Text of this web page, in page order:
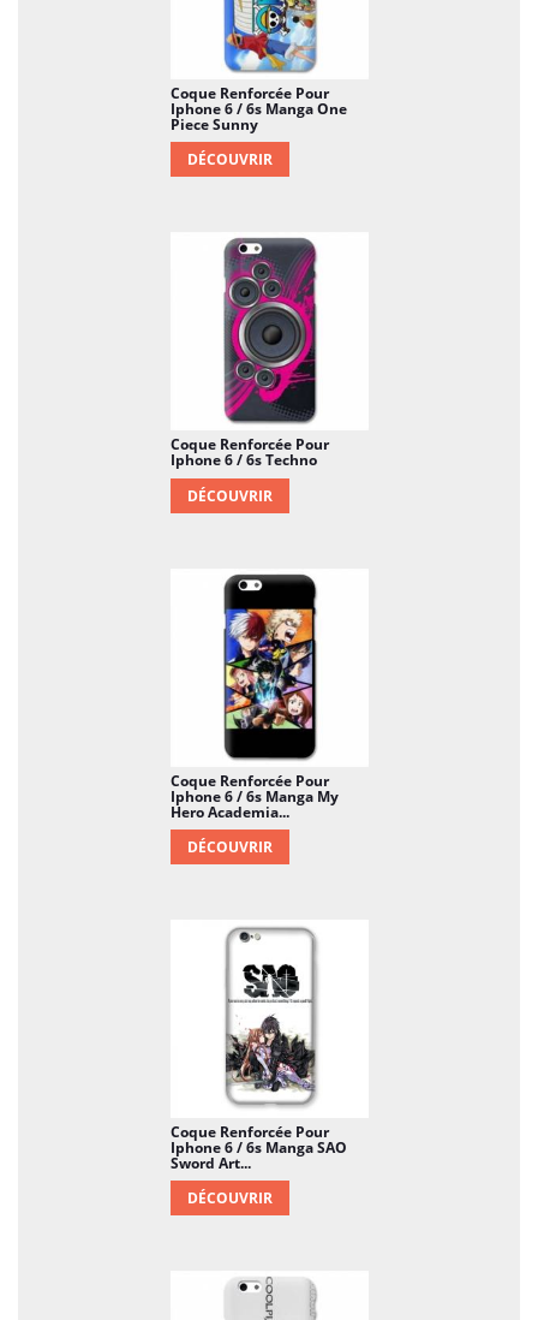
Coque Renforcée Pour
Iphone 6 / 6s Manga One
Piece Sunny
DÉCOUVRIR
Coque Renforcée Pour
Iphone 6 / 6s Techno
DÉCOUVRIR
Coque Renforcée Pour
Iphone 6 / 6s Manga My
Hero Academia...
DÉCOUVRIR
Coque Renforcée Pour
Iphone 6 / 6s Manga SAO
Sword Art...
DÉCOUVRIR